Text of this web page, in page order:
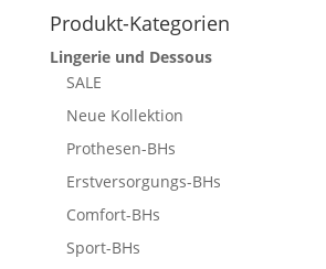
Produkt-Kategorien
Lingerie und Dessous
SALE
Neue Kollektion
Prothesen-BHs
Erstversorgungs-BHs
Comfort-BHs
Sport-BHs